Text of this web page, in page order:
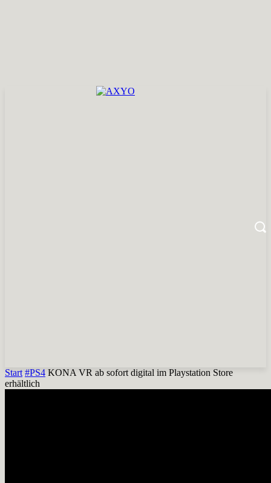
Start #PS4 KONA VR ab sofort digital im Playstation Store
erhältlich